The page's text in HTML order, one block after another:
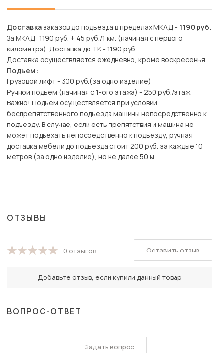
Доставка заказов до подъезда в пределах МКАД - 1190 руб.
За МКАД: 1190 руб. + 45 руб./1 км. (начиная с первого
километра). Доставка до ТК - 1190 руб.
Доставка осуществляется ежедневно, кроме воскресенья.
Подъем:
Грузовой лифт - 300 руб.(за одно изделие)
Ручной подъем (начиная с 1-ого этажа) - 250 руб./этаж.
Важно! Подъем осуществляется при условии
беспрепятственного подъезда машины непосредственно к
подъезду. В случае, если есть препятствия и машина не
может подъехать непосредственно к подъезду, ручная
доставка мебели до подъезда стоит 200 руб. за каждые 10
метров (за одно изделие), но не далее 50 м.
ОТЗЫВЫ
0 отзывов
Добавьте отзыв, если купили данный товар
Оставить отзыв
ВОПРОС-ОТВЕТ
Задать вопрос